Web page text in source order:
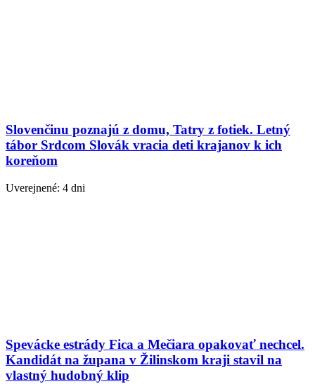
Slovenčinu poznajú z domu, Tatry z fotiek. Letný
tábor Srdcom Slovák vracia deti krajanov k ich
koreňom
Uverejnené: 4 dni
Spevácke estrády Fica a Mečiara opakovať nechcel.
Kandidát na župana v Žilinskom kraji stavil na
vlastný hudobný klip